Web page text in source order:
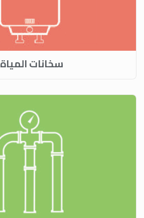
سخانات المياة